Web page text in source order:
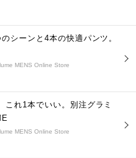
シーンと4本の快適パンツ。
MENS Online Store
これ1本でいい。別注グラミ
MENS Online Store